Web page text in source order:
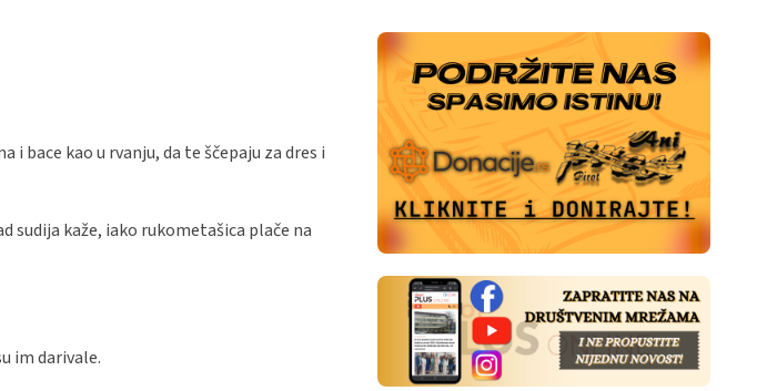
i bace kao u rvanju, da te ščepaju za dres i
sudija kaže, iako rukometašica plače na
im darivale.